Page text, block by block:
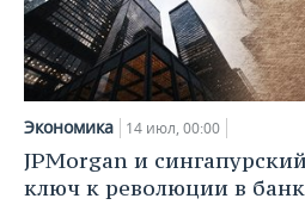
Экономика 14 июл, 00:00
JPMorgan и
ключ к революции в